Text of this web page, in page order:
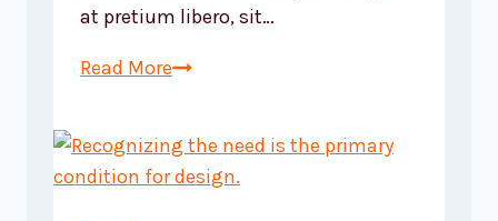
at pretium libero, sit…
Read MoreLuck
residue
of